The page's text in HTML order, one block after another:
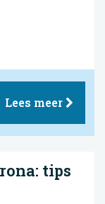
Lees meer
tips